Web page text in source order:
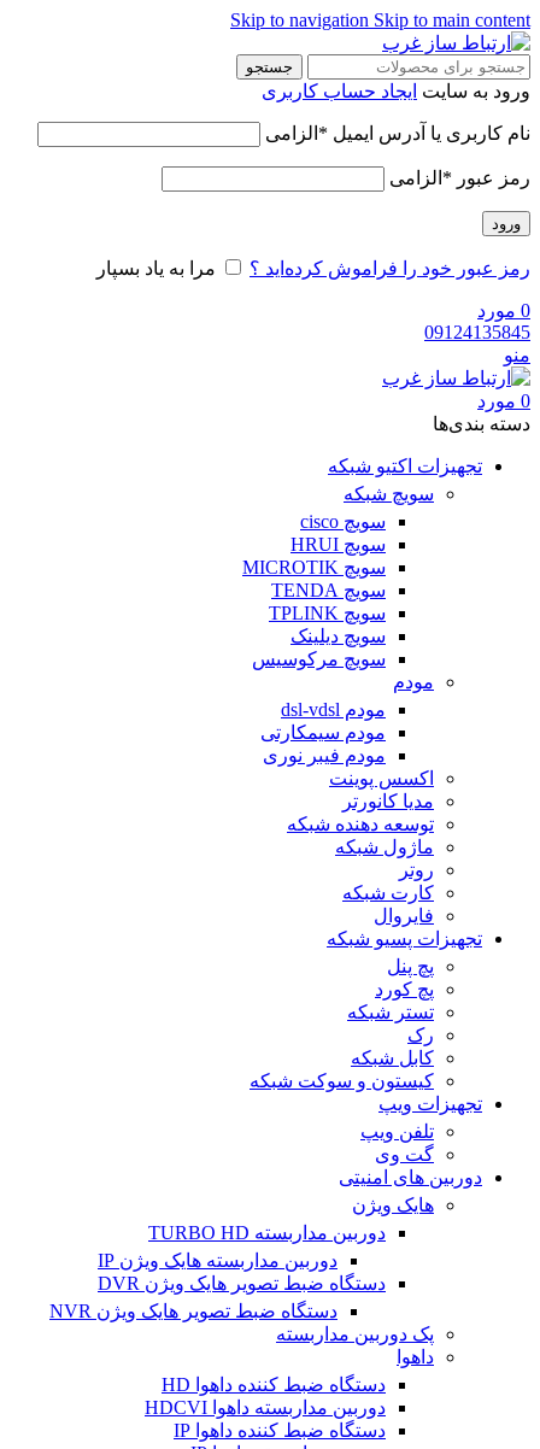
Skip to navigation Skip to main content
جستجو
ورود به سایت ایجاد حساب کاربری
نام کاربری یا آدرس ایمیل * الزامی
رمز عبور * الزامی
ورود
رمز عبور خود را فراموش کرده‌اید ؟ مرا به یاد بسپار
0 مورد
09124135845
منو
0 مورد
دسته‌ بندی‌ها
تجهیزات اکتیو شبکه
سویچ شبکه
سویچ cisco
سویچ HRUI
سویچ MICROTIK
سویچ TENDA
سویچ TPLINK
سویچ دیلینک
سویچ مرکوسیس
مودم
مودم dsl-vdsl
مودم سیمکارتی
مودم فیبر نوری
اکسس پوینت
مدیا کانورتر
توسعه دهنده شبکه
ماژول شبکه
روتر
کارت شبکه
فایروال
تجهیزات پسیو شبکه
پچ پنل
پچ کورد
تستر شبکه
رک
کابل شبکه
کیستون و سوکت شبکه
تجهیزات ویپ
تلفن ویپ
گت وی
دوربین های امنیتی
هایک ویژن
دوربین مداربسته TURBO HD
دوربین مداربسته هایک ویژن IP
دستگاه ضبط تصویر هایک ویژن DVR
دستگاه ضبط تصویر هایک ویژن NVR
پک دوربین مداربسته
داهوا
دستگاه ضبط کننده داهوا HD
دوربین مداربسته داهوا HDCVI
دستگاه ضبط کننده داهوا IP